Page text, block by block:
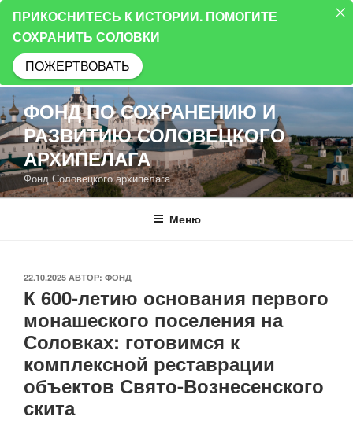
Перейти
к
содержимому
ФОНД ПО СОХРАНЕНИЮ И
РАЗВИТИЮ СОЛОВЕЦКОГО
АРХИПЕЛАГА
Фонд Соловецкого архипелага
Меню
ОПУБЛИКОВАНО
22.10.2025 АВТОР: ФОНД
К 600-летию основания первого
монашеского поселения на
Соловках: готовимся к
комплексной реставрации
объектов Свято-Вознесенского
скита
ПРИКОСНИТЕСЬ К ИСТОРИИ. ПОМОГИТЕ
СОХРАНИТЬ СОЛОВКИ
ПОЖЕРТВОВАТЬ